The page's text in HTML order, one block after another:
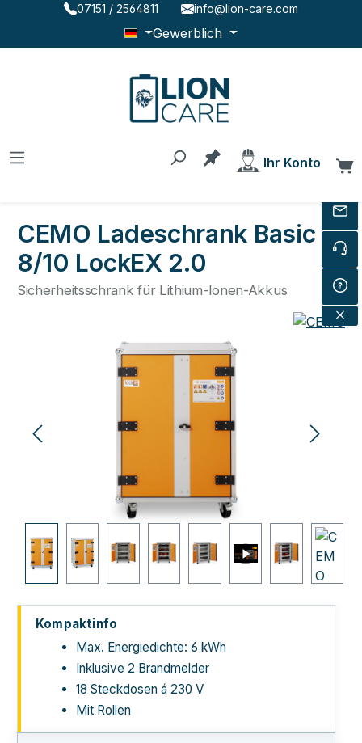
Zum Hauptinhalt springen
07151 / 2564811 info@lion-care.com
Gewerblich
Du hast 0 Produkte
Ihr Konto
CEMO Ladeschrank Basic
8/10 LockEX 2.0
Sicherheitsschrank für Lithium-Ionen-Akkus
Bildergalerie überspringen
Kompaktinfo
Max. Energiedichte: 6 kWh
Inklusive 2 Brandmelder
18 Steckdosen á 230 V
Mit Rollen